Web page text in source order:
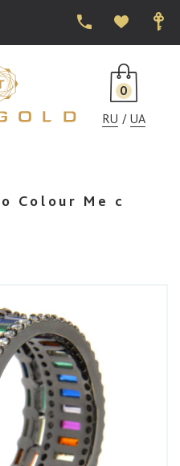
0
RU
UA
Colour Me с